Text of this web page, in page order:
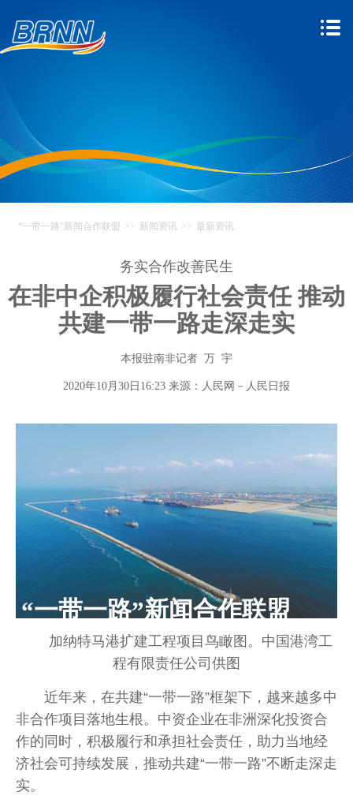
“一带一路”新闻合作联盟
“一带一路”新闻合作联盟 >> 新闻资讯 >> 最新资讯
务实合作改善民生
在非中企积极履行社会责任 推动
共建一带一路走深走实
本报驻南非记者 万 宇
2020年10月30日16:23 来源： 人民网－人民日报
加纳特马港扩建工程项目鸟瞰图。中国港湾工
程有限责任公司供图
近年来，在共建“一带一路”框架下，越来越多中
非合作项目落地生根。中资企业在非洲深化投资合
作的同时，积极履行和承担社会责任，助力当地经
济社会可持续发展，推动共建“一带一路”不断走深走
实。